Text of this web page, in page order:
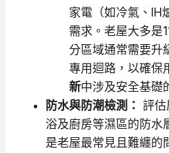
家電（如冷氣、IH
需求。老屋大多是
分區域通常需要升
專用迴路，以確保
新中涉及安全基礎
防水與防潮檢測： 評估
浴及廚房等濕區的防水
是老屋最常見且難纏的